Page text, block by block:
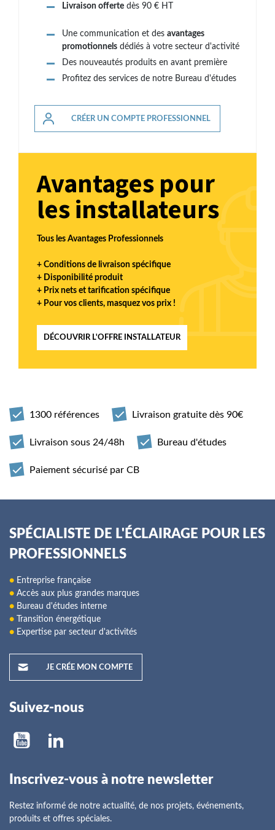
Livraison offerte dès 90 € HT
Une communication et des avantages
promotionnels dédiés à votre secteur d'activité
Des nouveautés produits en avant première
Profitez des services de notre Bureau d'études
CRÉER UN COMPTE PROFESSIONNEL
Avantages pour
les installateurs
Tous les Avantages Professionnels
+ Conditions de livraison spécifique
+ Disponibilité produit
+ Prix nets et tarification spécifique
+ Pour vos clients, masquez vos prix !
DÉCOUVRIR L'OFFRE INSTALLATEUR
1300 références Livraison gratuite dès 90€
Livraison sous 24/48h Bureau d'études
Paiement sécurisé par CB
SPÉCIALISTE DE L'ÉCLAIRAGE POUR LES
PROFESSIONNELS
● Entreprise française
● Accès aux plus grandes marques
● Bureau d'études interne
● Transition énergétique
● Expertise par secteur d'activités
JE CRÉE MON COMPTE
Suivez-nous
Inscrivez-vous à notre newsletter
Restez informé de notre actualité, de nos projets, événements,
produits et offres spéciales.